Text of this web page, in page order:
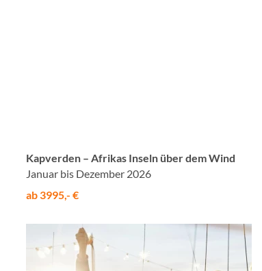
Kapverden – Afrikas Inseln über dem Wind
Januar bis Dezember 2026
ab 3995,- €